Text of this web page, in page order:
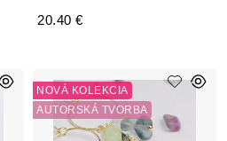
20.40 €
NOVÁ KOLEKCIA
AUTORSKÁ TVORBA